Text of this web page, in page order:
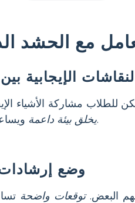
مع الحشد
الإيجابية
مشاركة الأشياء
يخلق بيئة داعمةويساعد الطلاب على التعرف على تأثير كلماتهم.
وضع إرشادات
البعض.توقعات واضحة